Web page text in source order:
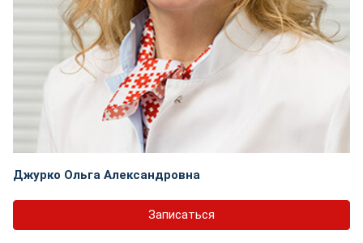
Джурко Ольга Александровна
Записаться